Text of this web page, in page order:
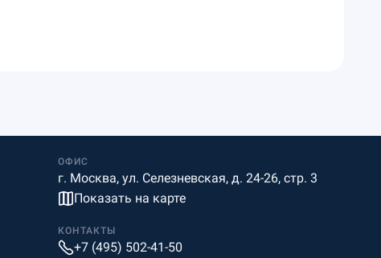
ОФИС
г. Москва, ул. Селезневская, д. 24-26, стр. 3
Показать на карте
КОНТАКТЫ
+7 (495) 502-41-50